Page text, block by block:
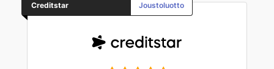
Creditstar Joustoluotto